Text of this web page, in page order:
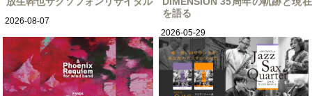
2026-08-07
を語る
2026-05-29